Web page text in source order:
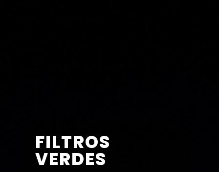
FILTROS
VERDES